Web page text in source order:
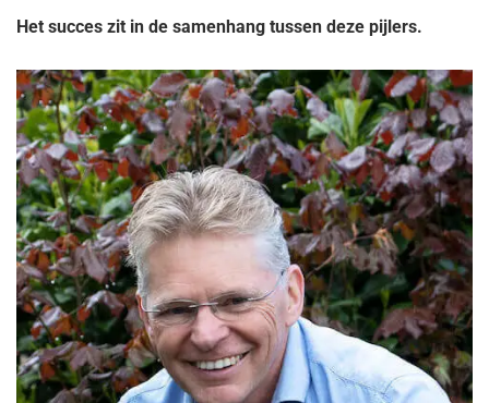
Het succes zit in de samenhang tussen deze pijlers.